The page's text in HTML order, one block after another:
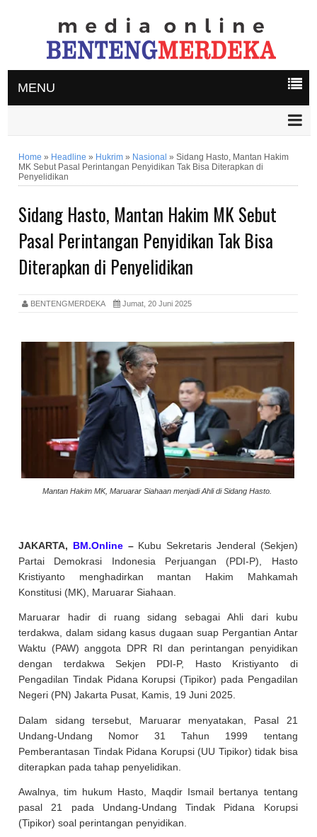
MENU
Home » Headline » Hukrim » Nasional »Sidang Hasto, Mantan Hakim
MK Sebut Pasal Perintangan Penyidikan Tak Bisa Diterapkan di
Penyelidikan
Sidang Hasto, Mantan Hakim MK Sebut
Pasal Perintangan Penyidikan Tak Bisa
Diterapkan di Penyelidikan
BENTENGMERDEKA Jumat, 20 Juni 2025
Mantan Hakim MK, Maruarar Siahaan menjadi Ahli di Sidang Hasto.
JAKARTA, BM.Online–Kubu Sekretaris Jenderal (Sekjen)
Partai Demokrasi Indonesia Perjuangan (PDI-P), Hasto
Kristiyanto menghadirkan mantan Hakim Mahkamah
Konstitusi (MK), Maruarar Siahaan.
Maruarar hadir di ruang sidang sebagai Ahli dari kubu
terdakwa, dalam sidang kasus dugaan suap Pergantian Antar
Waktu (PAW) anggota DPR RI dan perintangan penyidikan
dengan terdakwa Sekjen PDI-P, Hasto Kristiyanto di
Pengadilan Tindak Pidana Korupsi (Tipikor) pada Pengadilan
Negeri (PN) Jakarta Pusat, Kamis, 19 Juni 2025.
Dalam sidang tersebut, Maruarar menyatakan, Pasal 21
Undang-Undang Nomor 31 Tahun 1999 tentang
Pemberantasan Tindak Pidana Korupsi (UU Tipikor) tidak bisa
diterapkan pada tahap penyelidikan.
Awalnya, tim hukum Hasto, Maqdir Ismail bertanya tentang
pasal 21 pada Undang-Undang Tindak Pidana Korupsi
(Tipikor) soal perintangan penyidikan.